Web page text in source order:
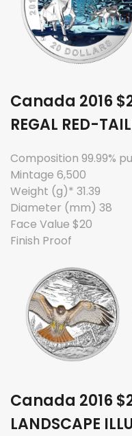
Canada 2016
REGAL RED-
Composition 99.99%
Mintage 6,500
Weight (g)* 31.39
Diameter (mm) 38
Face Value $20
Finish Proof
Canada 2016
LANDSCAPE